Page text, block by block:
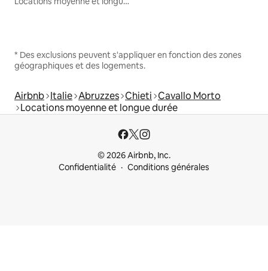
* Des exclusions peuvent s'appliquer en fonction des zones
géographiques et des logements.
Airbnb Italie Abruzzes Chieti Cavallo Morto
Locations moyenne et longue durée
© 2026 Airbnb, Inc.
Confidentialité
Conditions générales